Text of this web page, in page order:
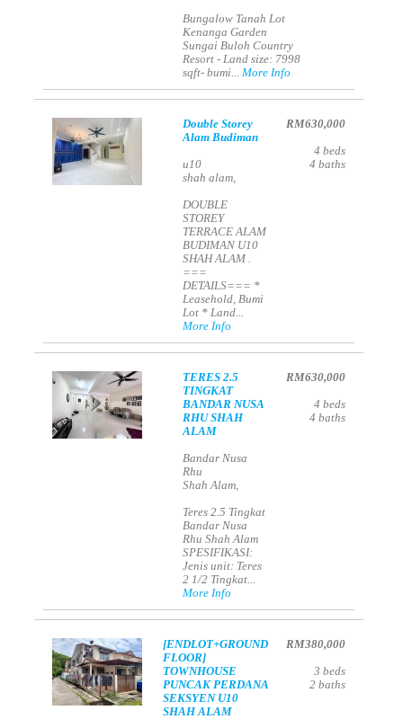
Bungalow Tanah Lot
Kenanga Garden
Sungai Buloh Country
Resort - Land size: 7998
sqft- bumi...More Info
Double Storey
Alam Budiman
u10
shah alam,
DOUBLE
STOREY
TERRACE ALAM
BUDIMAN U10
SHAH ALAM .
===
DETAILS=== *
Leasehold, Bumi
Lot * Land...
More Info
RM630,000
4 beds
4 baths
TERES 2.5
TINGKAT
BANDAR NUSA
RHU SHAH
ALAM
Bandar Nusa
Rhu
Shah Alam,
Teres 2.5 Tingkat
Bandar Nusa
Rhu Shah Alam
SPESIFIKASI:
Jenis unit: Teres
2 1/2 Tingkat...
More Info
RM630,000
4 beds
4 baths
[ENDLOT+GROUND
FLOOR]
TOWNHOUSE
PUNCAK PERDANA
SEKSYEN U10
SHAH ALAM
RM380,000
3 beds
2 baths